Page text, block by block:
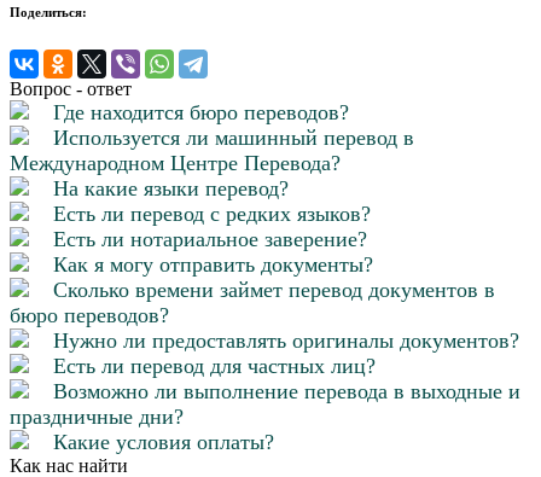
Поделиться:
Вопрос - ответ
Где находится бюро переводов?
Используется ли машинный перевод в
Международном Центре Перевода?
На какие языки перевод?
Есть ли перевод с редких языков?
Есть ли нотариальное заверение?
Как я могу отправить документы?
Сколько времени займет перевод документов в
бюро переводов?
Нужно ли предоставлять оригиналы документов?
Есть ли перевод для частных лиц?
Возможно ли выполнение перевода в выходные и
праздничные дни?
Какие условия оплаты?
Как нас найти